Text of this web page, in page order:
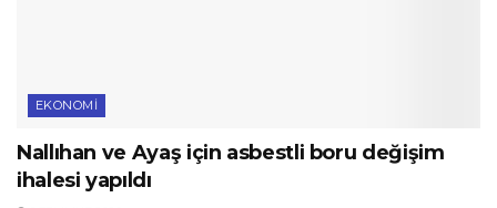
EKONOMI
Nallıhan ve Ayaş için asbestli boru değişim
ihalesi yapıldı